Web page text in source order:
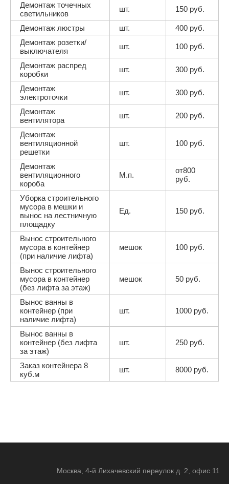
Демонтаж точечных
светильников
шт. 150 руб.
Демонтаж люстры шт.
400 руб.
Демонтаж розетки/
выключателя
шт. 100 руб.
Демонтаж распред
коробки
шт. 300 руб.
Демонтаж
электроточки
шт. 300 руб.
Демонтаж
вентилятора
шт. 200 руб.
Демонтаж
вентиляционной
решетки
шт. 100 руб.
Демонтаж
вентиляционного
короба
М.п.
от800
руб.
Уборка строительного
мусора в мешки и
вынос на лестничную
площадку
Ед. 150 руб.
Вынос строительного
мусора в контейнер
(при наличие лифта)
мешок 100 руб.
Вынос строительного
мусора в контейнер
(без лифта за этаж)
мешок 50 руб.
Вынос ванны в
контейнер (при
наличие лифта)
шт. 1000 руб.
Вынос ванны в
контейнер (без лифта
за этаж)
шт. 250 руб.
Заказ контейнера 8
куб.м
шт. 8000 руб.
Москва, 4-й Лихачевский переулок д. 2, офис 11